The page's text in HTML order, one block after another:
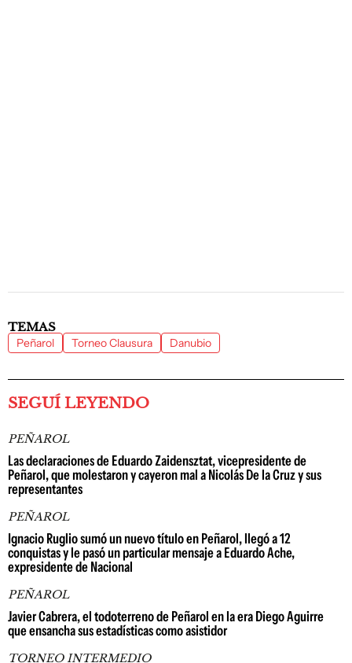
TEMAS
Peñarol Torneo Clausura Danubio
SEGUÍ LEYENDO
PEÑAROL
Las declaraciones de Eduardo Zaidensztat, vicepresidente de
Peñarol, que molestaron y cayeron mal a Nicolás De la Cruz y sus
representantes
PEÑAROL
Ignacio Ruglio sumó un nuevo título en Peñarol, llegó a 12
conquistas y le pasó un particular mensaje a Eduardo Ache,
expresidente de Nacional
PEÑAROL
Javier Cabrera, el todoterreno de Peñarol en la era Diego Aguirre
que ensancha sus estadísticas como asistidor
TORNEO INTERMEDIO